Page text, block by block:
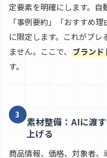
定要素を明確にします。自
「事例要約」「おすすめ
に限定します。これがブ
ません。ここで、 ブランド
す。
3
素材整備：AIに渡
上げる
商品情報、価格、対象者、